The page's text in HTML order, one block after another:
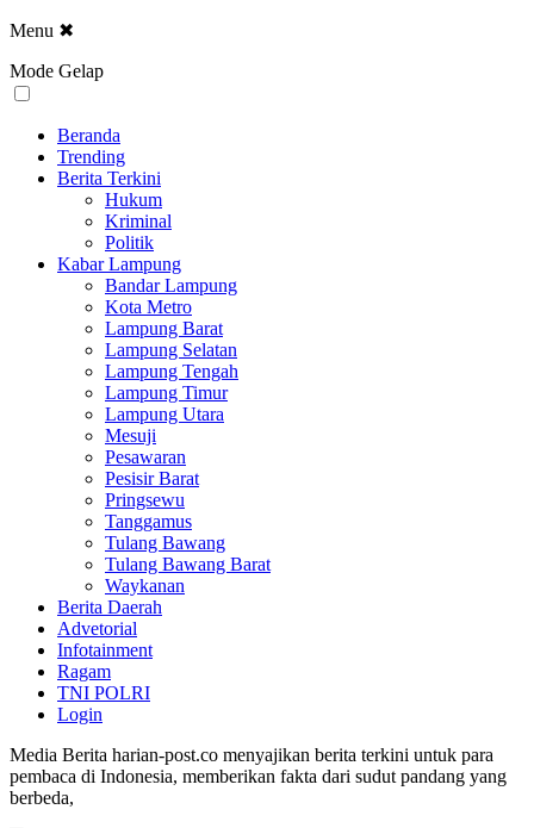
Menu ✖
Mode Gelap
Beranda
Trending
Berita Terkini
Hukum
Kriminal
Politik
Kabar Lampung
Bandar Lampung
Kota Metro
Lampung Barat
Lampung Selatan
Lampung Tengah
Lampung Timur
Lampung Utara
Mesuji
Pesawaran
Pesisir Barat
Pringsewu
Tanggamus
Tulang Bawang
Tulang Bawang Barat
Waykanan
Berita Daerah
Advetorial
Infotainment
Ragam
TNI POLRI
Login
Media Berita harian-post.co menyajikan berita terkini untuk para
pembaca di Indonesia, memberikan fakta dari sudut pandang yang
berbeda,